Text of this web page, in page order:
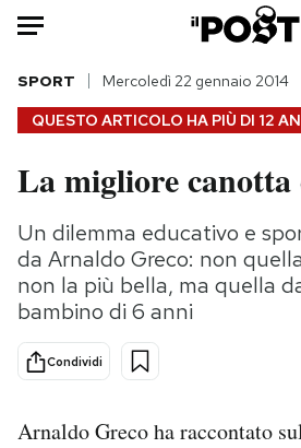
Auto
HOME
Italia
Politica
Tecnologia
Internet
Scienza
Cultura
Sport
QUESTO ARTICOLO HA PIÙ DI 12
SPORT Mercoledì 22 gennaio 2014
La migliore canotta
Un dilemma educativo e
da Arnaldo Greco: non
non la più bella, ma quella
bambino di 6 anni
Condividi
Arnaldo Greco ha raccontato